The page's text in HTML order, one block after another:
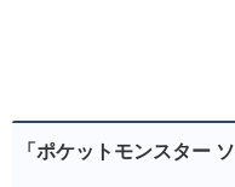
「ポケットモンスター